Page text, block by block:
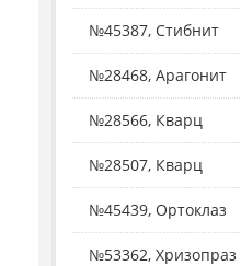
№45387, Стибнит
№28468, Арагонит
№28566, Кварц
№28507, Кварц
№45439, Ортоклаз
№53362, Хризопраз